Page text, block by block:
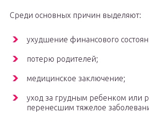
Среди основных причин выделяют:
ухудшение финансового
потерю родителей;
медицинское заключение;
уход за грудным ребенком или
перенесшим тяжелое